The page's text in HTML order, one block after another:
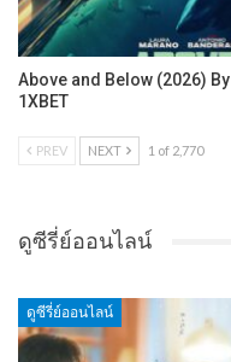
Above and Below (2026) By
1XBET
PREV NEXT 1 of 2,770
ดูซีรี่ย์ออนไลน์
ดูซีรี่ย์ออนไลน์